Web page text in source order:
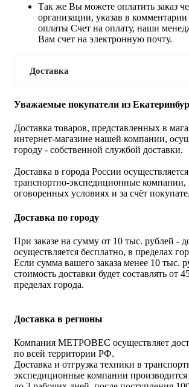
Так же Вы можете оплатить заказ
организации, указав в комментарии
оплаты Счет на оплату, наши
Вам счет на электронную почту.
Доставка
Уважаемые покупатели из
Доставка товаров, представленных в
интернет-магазине нашей компании,
городу - собственной службой доставки.
Доставка в города России
транспортно-экспедиционные компании,
оговоренных условиях и за счёт
Доставка по городу
При заказе на сумму от 10 тыс. рублей -
осуществляется бесплатно, в пределах
Если сумма вашего заказа менее 10 тыс.
стоимость доставки будет составлять от
пределах города.
Доставка в регионы
Компания МЕТРОВЕС осуществляет
по всей территории РФ.
Доставка и отгрузка техники в
экспедиционные компании производится